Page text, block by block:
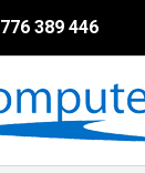
776 389 446